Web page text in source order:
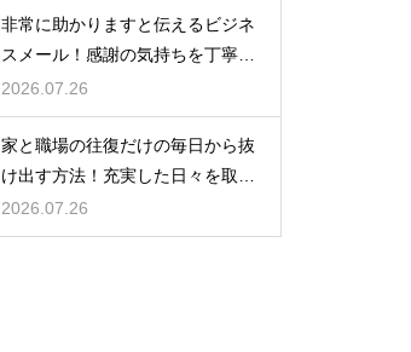
非常に助かりますと伝えるビジネ
スメール！感謝の気持ちを丁寧に
表す表現
2026.07.26
家と職場の往復だけの毎日から抜
け出す方法！充実した日々を取り
戻す
2026.07.26